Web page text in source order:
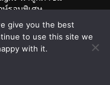
รอบพิเศษ
ซซิ่ง ไทยแลนด์” เปิด
กซ์” กดเวลาติดหัวแถว
ดาลิกา
give you the best
to use this site we
with it.